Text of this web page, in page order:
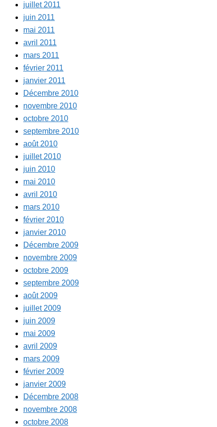
juillet 2011
juin 2011
mai 2011
avril 2011
mars 2011
février 2011
janvier 2011
Décembre 2010
novembre 2010
octobre 2010
septembre 2010
août 2010
juillet 2010
juin 2010
mai 2010
avril 2010
mars 2010
février 2010
janvier 2010
Décembre 2009
novembre 2009
octobre 2009
septembre 2009
août 2009
juillet 2009
juin 2009
mai 2009
avril 2009
mars 2009
février 2009
janvier 2009
Décembre 2008
novembre 2008
octobre 2008